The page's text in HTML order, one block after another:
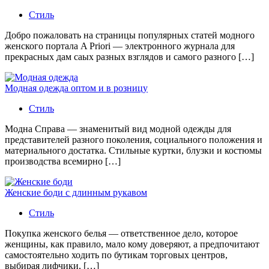
Стиль
Добро пожаловать на страницы популярных статей модного
женского портала A Priori — электронного журнала для
прекрасных дам саых разных взглядов и самого разного […]
Модная одежда оптом и в розницу
Стиль
Модна Справа — знаменитый вид модной одежды для
представителей разного поколения, социального положения и
материального достатка. Стильные куртки, блузки и костюмы
производства всемирно […]
Женские боди с длинным рукавом
Стиль
Покупка женского белья — ответственное дело, которое
женщины, как правило, мало кому доверяют, а предпочитают
самостоятельно ходить по бутикам торговых центров,
выбирая лифчики, […]